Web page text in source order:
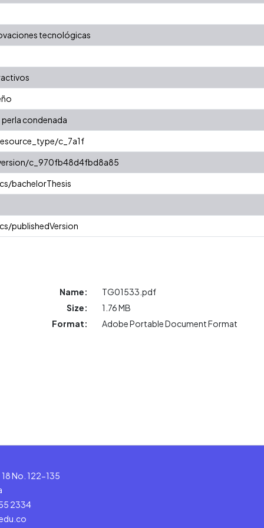
tecnológicas
perla condenada
c_7a1f
c_970fb48d4fbd8a85
bachelorThesis
publishedVersion
Name:
TG01533.pdf
Size:
1.76 MB
Format:
Adobe Portable Document Format
No. 122-135
2334